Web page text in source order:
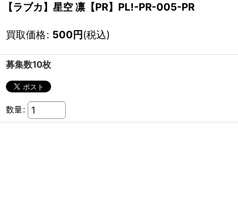
【ラブカ】星空 凛【PR】PL!-PR-005-PR
買取価格: 500円(税込)
募集数10枚
数量: